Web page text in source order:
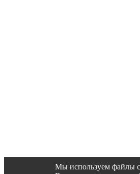
Мы используем файлы